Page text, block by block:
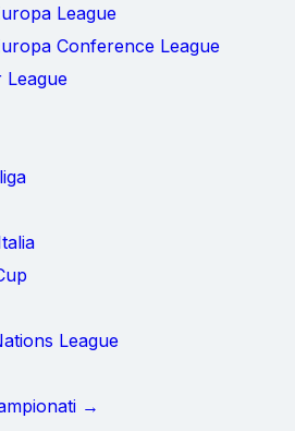
League
Conference League
League
League
→